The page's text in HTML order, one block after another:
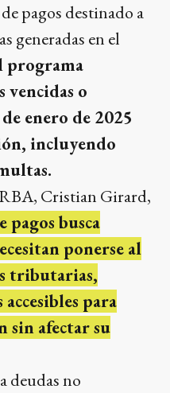
pagos destinado a
generadas en el
programa
vencidas o
enero de 2025
incluyendo
Cristian Girard,
pagos busca
ponerse al
tributarias,
para
sin afectar su
deudas no